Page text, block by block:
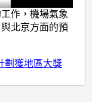
作，機場氣象
北京方面的預
劃獲地區大獎